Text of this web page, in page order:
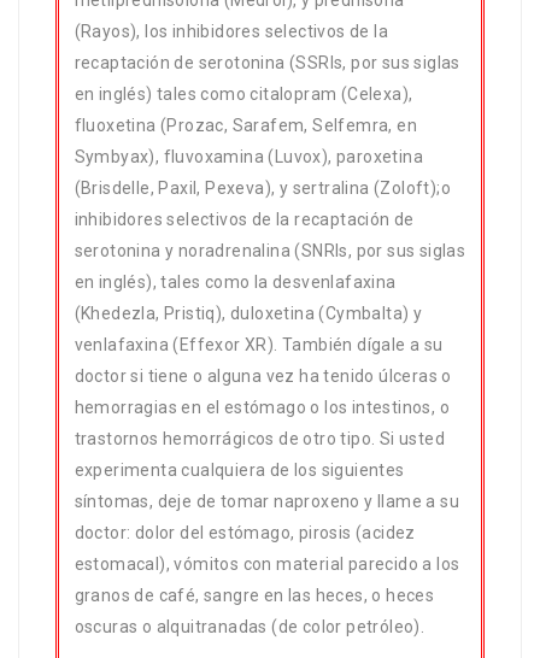
(Rayos), los inhibidores selectivos de la
recaptación de serotonina (SSRIs, por sus siglas
en inglés) tales como citalopram (Celexa),
fluoxetina (Prozac, Sarafem, Selfemra, en
Symbyax), fluvoxamina (Luvox), paroxetina
(Brisdelle, Paxil, Pexeva), y sertralina (Zoloft);o
inhibidores selectivos de la recaptación de
serotonina y noradrenalina (SNRIs, por sus siglas
en inglés), tales como la desvenlafaxina
(Khedezla, Pristiq), duloxetina (Cymbalta) y
venlafaxina (Effexor XR). También dígale a su
doctor si tiene o alguna vez ha tenido úlceras o
hemorragias en el estómago o los intestinos, o
trastornos hemorrágicos de otro tipo. Si usted
experimenta cualquiera de los siguientes
síntomas, deje de tomar naproxeno y llame a su
doctor: dolor del estómago, pirosis (acidez
estomacal), vómitos con material parecido a los
granos de café, sangre en las heces, o heces
oscuras o alquitranadas (de color petróleo).